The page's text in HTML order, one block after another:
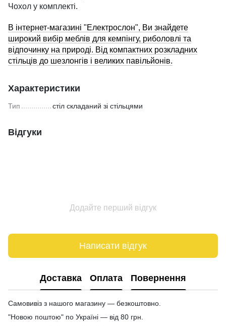
Чохол у комплекті.
В інтернет-магазині "Електрослон", Ви знайдете
широкий вибір меблів для кемпінгу, риболовлі та
відпочинку на природі. Від компактних розкладних
стільців до шезлонгів і великих павільйонів.
Характеристики
Тип стіл складаний зі стільцями
Відгуки
Додайте перший відгук
Написати відгук
Доставка Оплата Повернення
Самовивіз з нашого магазину — безкоштовно.
"Новою поштою" по Україні — від 80 грн.